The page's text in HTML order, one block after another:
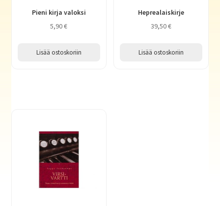
Pieni kirja valoksi
5,90€
Lisää ostoskoriin
Heprealaiskirje
39,50€
Lisää ostoskoriin